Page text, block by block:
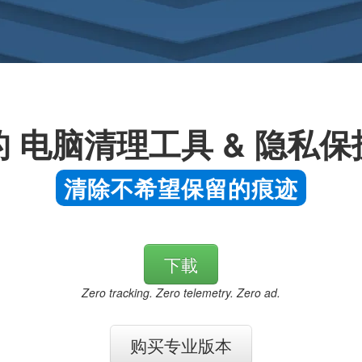
电脑清理工具 & 隐私
清除不希望保留的痕迹
下載
Zero tracking. Zero telemetry. Zero ad.
购买专业版本